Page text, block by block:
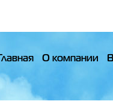
Главная О компании